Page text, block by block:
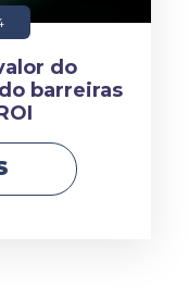
do
barreiras